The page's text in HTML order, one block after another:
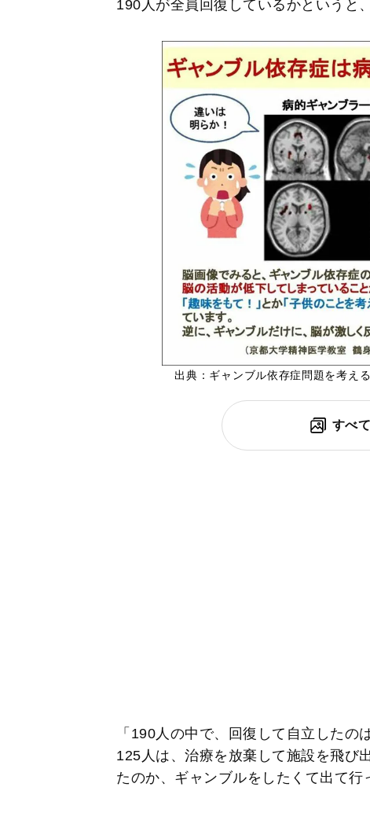
190人が全員回復しているかというと
出典：ギャンブル依存症問題を考え
すべ
「190人の中で、回復して自立した
125人は、治療を放棄して施設を飛び
たのか、ギャンブルをしたくて出て行